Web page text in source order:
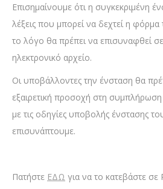
Επισημαίνουμε ότι η συγκεκριμένη
λέξεις που μπορεί να δεχτεί η φόρμα
το λόγο θα πρέπει να επισυναφθεί
ηλεκτρονικό αρχείο.
Οι υποβάλλοντες την ένσταση θα
εξαιρετική προσοχή στη
με τις οδηγίες υποβολής ένστασης
επισυνάπτουμε.
Πατήστε ΕΔΩ για να το κατεβάστε σε